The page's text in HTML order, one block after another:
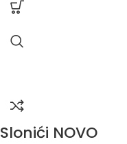
Slonići NOVO